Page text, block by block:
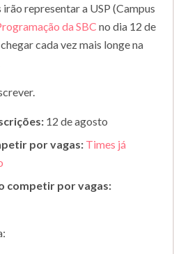
representar a USP (Campus
da SBC no dia 12 de
cada vez mais longe na
12 de agosto
por vagas: Times já
competir por vagas: